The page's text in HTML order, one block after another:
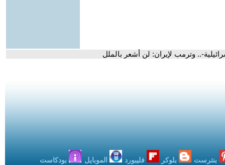
.. وترمب لإيران: لن أشعر بالملل
بنترست بلوكر فليبورد الموبايل بودكاست